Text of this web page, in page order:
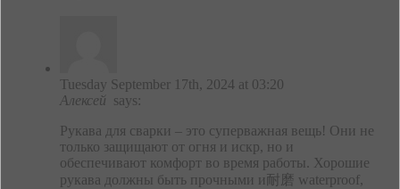
Tuesday September 17th, 2024 at 03:20
Алексей says:
Рукава для сварки – это суперважная вещь! Они не
только защищают от огня и искр, но и
обеспечивают комфорт во время работы. Хорошие
рукава должны быть прочными и耐磨 waterproof,